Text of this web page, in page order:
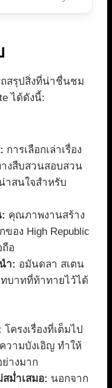
ถสรุปสิ่งที่น่าชื่นชม
ได้ดังนี้:
การเลือกเล่าเรื่อง
งสืบสวนสอบสวน
าสนใจสำหรับ
คุณภาพงานสร้าง
อง High Republic
อ
ำ: อมันดลา สเตน
บาทที่ท้าทายไว้ได้
โครงเรื่องที่เต็มไป
วามบังเอิญ ทำให้
างมาก
ม่ำเสมอ: นอกจาก